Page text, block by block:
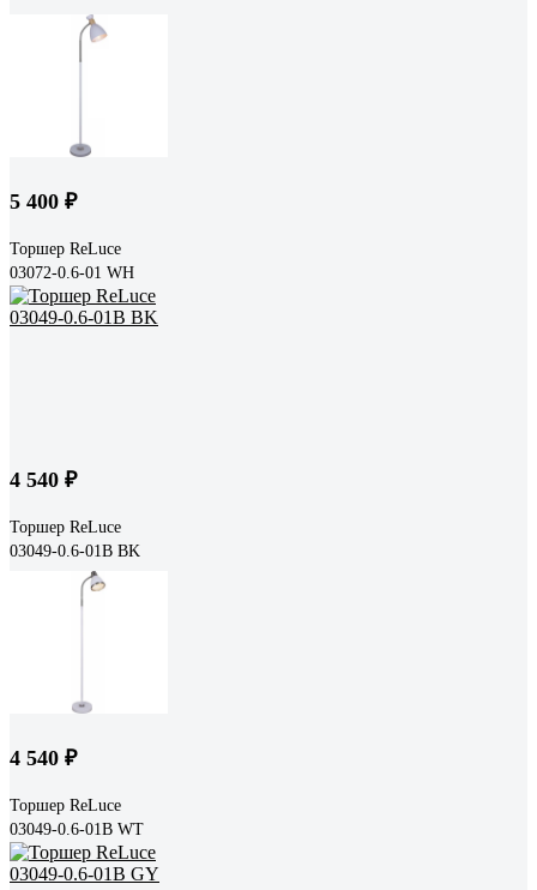
5 400 ₽
Торшер ReLuce
03072-0.6-01 WH
4 540 ₽
Торшер ReLuce
03049-0.6-01B BK
4 540 ₽
Торшер ReLuce
03049-0.6-01B WT